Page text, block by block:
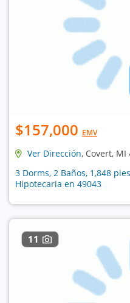
$157,000 EMV
Ver Dirección, Covert, MI
3 Dorms, 2 Baños, 1,848
Hipotecaria en 49043
11